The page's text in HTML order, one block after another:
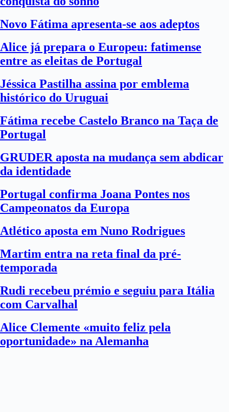
Novo Fátima apresenta-se aos adeptos
Alice já prepara o Europeu: fatimense
entre as eleitas de Portugal
Jéssica Pastilha assina por emblema
histórico do Uruguai
Fátima recebe Castelo Branco na Taça de
Portugal
GRUDER aposta na mudança sem abdicar
da identidade
Portugal confirma Joana Pontes nos
Campeonatos da Europa
Atlético aposta em Nuno Rodrigues
Martim entra na reta final da pré-
temporada
Rudi recebeu prémio e seguiu para Itália
com Carvalhal
Alice Clemente «muito feliz pela
oportunidade» na Alemanha